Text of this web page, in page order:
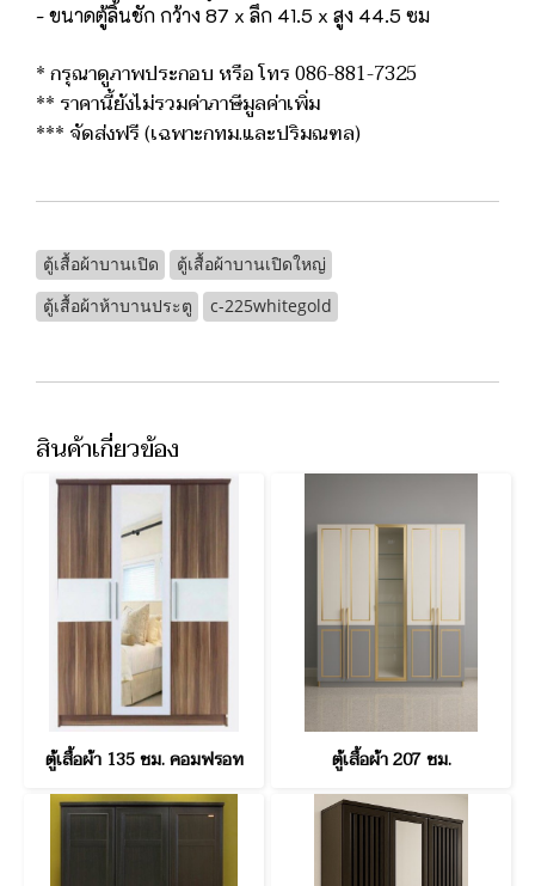
- ขนาดตู้ลิ้นชัก กว้าง 87 x ลึก 41.5 x สูง 44.5 ซม
* กรุณาดูภาพประกอบ หรือ โทร 086-881-7325
** ราคานี้ยังไม่รวมค่าภาษีมูลค่าเพิ่ม
*** จัดส่งฟรี (เฉพาะกทม.และปริมณฑล)
ตู้เสื้อผ้าบานเปิด
ตู้เสื้อผ้าบานเปิดใหญ่
ตู้เสื้อผ้าห้าบานประตู
c-225whitegold
สินค้าเกี่ยวข้อง
ตู้เสื้อผ้า 135 ซม. คอมฟรอท ตู้เสื้อผ้า 207 ซม.